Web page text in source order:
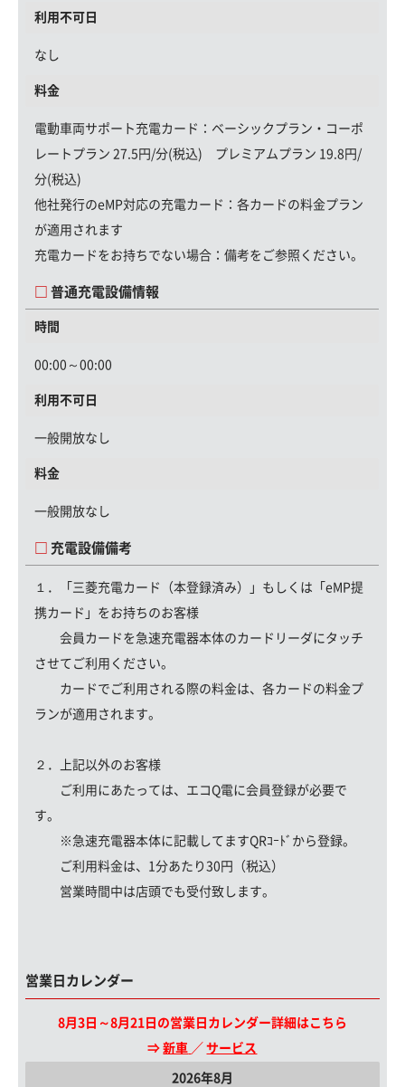
利用不可日
なし
料金
電動車両サポート充電カード ：ベーシックプラン・コーポ
レートプラン 27.5円/分(税込) プレミアムプラン 19.8円/
分(税込)
他社発行のeMP対応の充電カード：各カードの料金プラン
が適用されます
充電カードをお持ちでない場合：備考をご参照ください。
普通充電設備情報
時間
00:00～00:00
利用不可日
一般開放なし
料金
一般開放なし
充電設備備考
１．「三菱充電カード（本登録済み）」もしくは「eMP提
携カード」をお持ちのお客様
会員カードを急速充電器本体のカードリーダにタッチ
させてご利用ください。
カードでご利用される際の料金は、各カードの料金プ
ランが適用されます。
２．上記以外のお客様
ご利用にあたっては、エコQ電に会員登録が必要で
す。
※急速充電器本体に記載してますQRｺｰﾄﾞから登録。
ご利用料金は、1分あたり30円（税込）
営業時間中は店頭でも受付致します。
営業日カレンダー
8月3日～8月21日の営業日カレンダー詳細はこちら
⇒新車 ／サービス
2026年8月